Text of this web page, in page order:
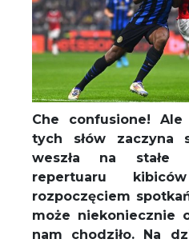
Che confusione!
tych słów zaczyna
weszła na stałe
repertuaru
rozpoczęciem
może niekoniecznie
nam chodziło. Na